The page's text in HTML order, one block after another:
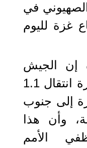
في
غزة لليوم
إن الجيش
الإسرائيلي أبلغها بضرورة انتقال 1.1
إلى جنوب
24 ساعة، وأن هذا
الأمم